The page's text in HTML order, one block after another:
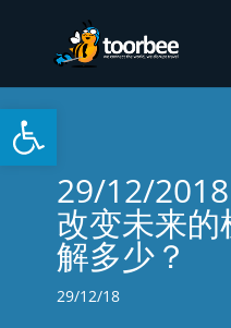
Open toolbar
29/12/
改变未来的
解多少？
29/12/18